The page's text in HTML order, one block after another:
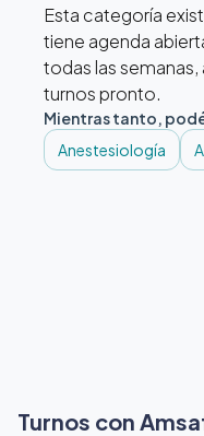
Esta categoría
tiene agenda
todas las
turnos pronto.
Mientras tanto,
Anestesiología
Turnos con